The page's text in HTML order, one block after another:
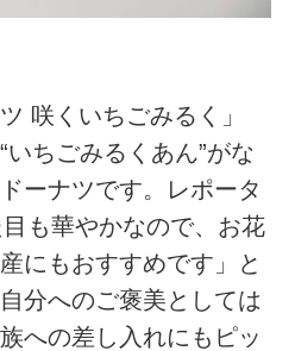
咲くいちごみるく」
ちごみるくあん”がな
ーナツです。レポータ
も華やかなので、お花
にもおすすめです」と
分へのご褒美としては
への差し入れにもピッ